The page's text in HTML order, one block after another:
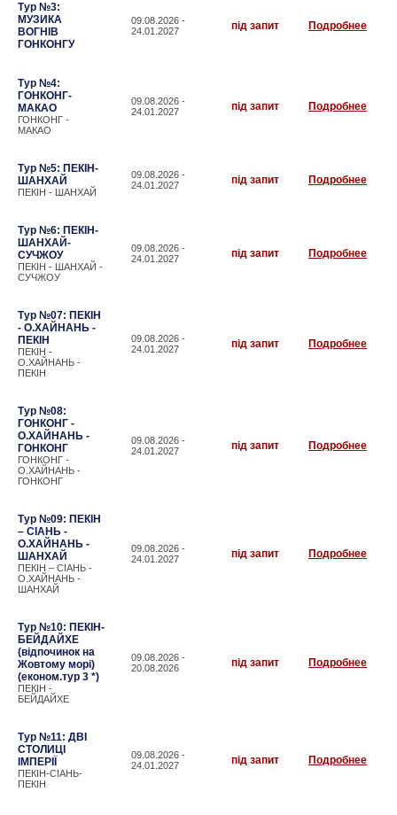
Тур №3:
МУЗИКА
ВОГНІВ
ГОНКОНГУ
09.08.2026 -
24.01.2027
під запит Подробнее
Тур №4:
ГОНКОНГ-
МАКАО
ГОНКОНГ -
МАКАО
09.08.2026 -
24.01.2027
під запит Подробнее
Тур №5: ПЕКІН-
ШАНХАЙ
ПЕКІН - ШАНХАЙ
09.08.2026 -
24.01.2027
під запит Подробнее
Тур №6: ПЕКІН-
ШАНХАЙ-
СУЧЖОУ
ПЕКІН - ШАНХАЙ -
СУЧЖОУ
09.08.2026 -
24.01.2027
під запит Подробнее
Тур №07: ПЕКІН
- О.ХАЙНАНЬ -
ПЕКІН
ПЕКІН -
О.ХАЙНАНЬ -
ПЕКІН
09.08.2026 -
24.01.2027
під запит Подробнее
Тур №08:
ГОНКОНГ -
О.ХАЙНАНЬ -
ГОНКОНГ
ГОНКОНГ -
О.ХАЙНАНЬ -
ГОНКОНГ
09.08.2026 -
24.01.2027
під запит Подробнее
Тур №09: ПЕКІН
– СІАНЬ -
О.ХАЙНАНЬ -
ШАНХАЙ
ПЕКІН – СІАНЬ -
О.ХАЙНАНЬ -
ШАНХАЙ
09.08.2026 -
24.01.2027
під запит Подробнее
Тур №10: ПЕКІН-
БЕЙДАЙХЕ
(відпочинок на
Жовтому морі)
(економ.тур 3 *)
ПЕКІН -
БЕЙДАЙХЕ
09.08.2026 -
20.08.2026
під запит Подробнее
Тур №11: ДВІ
СТОЛИЦІ
ІМПЕРІЇ
ПЕКІН-СІАНЬ-
ПЕКІН
09.08.2026 -
24.01.2027
під запит Подробнее